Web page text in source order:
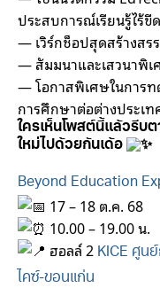
ประสบการณ์เรียนรู้ไร้ขี
— เวิร์กช็อปสุดสร้างสร
— สัมมนาและเสวนาพิ
— โอกาสพิเศษในการท
การศึกษาต่อต่างประเ
ใครเห็นโพสต์นี้แล้วรีบ
ใหม่ไปด้วยกันเด้อ
Beyond Education
17 – 18 ต.ค. 68
10.00 – 19.00 น.
ฮอลล์ 2 KICE ศูน
ไคซ์-ขอนแก่น